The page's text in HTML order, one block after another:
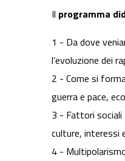
Il programma
1 - Da dove
l’evoluzione dei
2 - Come si
guerra e pace,
3 - Fattori sociali
culture, interessi
4 -